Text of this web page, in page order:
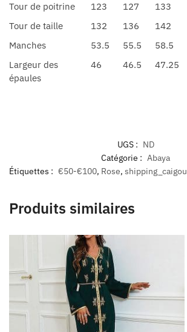
Tour de poitrine
123 127 133
Tour de taille
132 136 142
Manches
53.5 55.5 58.5
Largeur des
épaules
46 46.5 47.25
UGS : ND
Catégorie : Abaya
Étiquettes : €50-€100, Rose, shipping_caigou
Produits similaires